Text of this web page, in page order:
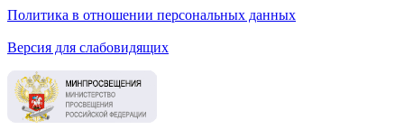
Политика в отношении персональных данных
Версия для слабовидящих